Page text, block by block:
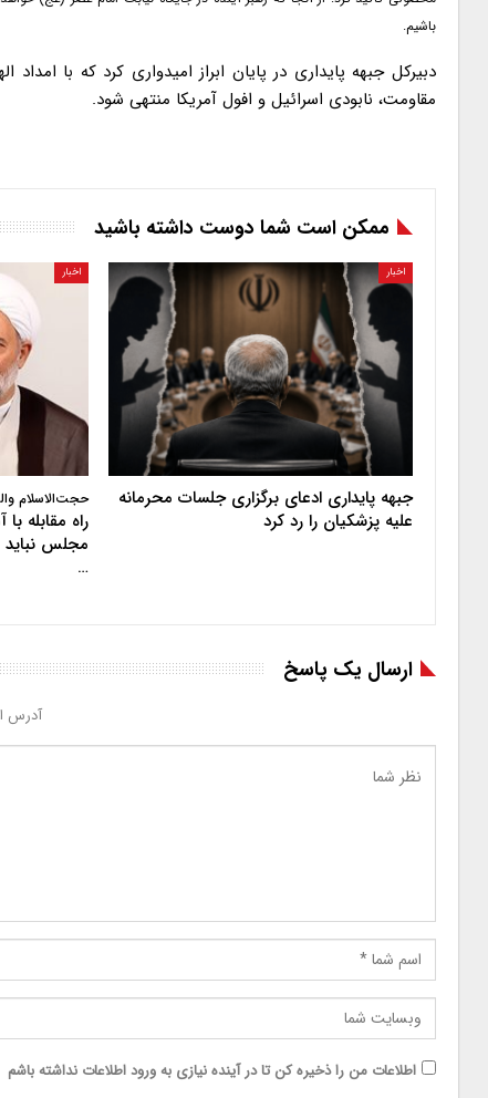
باشیم.
دبیرکل جبهه پایداری در پایان ابراز امیدواری کرد که با
مقاومت، نابودی اسرائیل و افول آمریکا منتهی شود.
ممکن است شما دوست داشته باشید
اخبار
جبهه پایداری ادعای برگزاری جلسات محرمانه
علیه پزشکیان را رد کرد
اخبار
حجت‌الاسلام
راه مقابله
مجلس نباید
…
ارسال یک پاسخ
آدرس
اطلاعات من را ذخیره کن تا در آینده نیازی به ورود اطلاعات نداشته باشم